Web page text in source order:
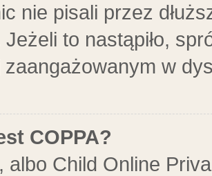
nie pisali przez
Jeżeli to nastąpiło,
zaangażowanym w
COPPA?
albo Child Online